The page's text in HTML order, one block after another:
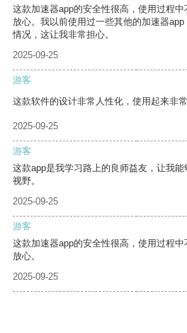
这款加速器app的安全性很高，使用过程
放心。我以前使用过一些其他的加速器
情况，这让我非常担心。
2025-09-25
游客
这款软件的设计非常人性化，使用起来非常
2025-09-25
游客
这款app是我学习路上的良师益友，让我
视野。
2025-09-25
游客
这款加速器app的安全性很高，使用过程
放心。
2025-09-25